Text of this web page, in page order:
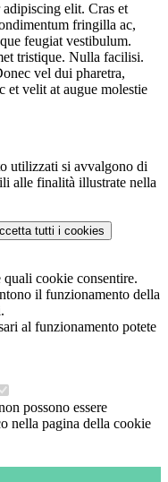
elit. Cras et
fringilla ac,
feugiat vestibulum.
tristique. Nulla facilisi.
vel dui pharetra,
et velit at augue molestie
utilizzati si avvalgono di
alle finalità illustrate nella
tutti i cookies
quali cookie consentire.
il funzionamento della
al funzionamento potete
possono essere
nella pagina della cookie